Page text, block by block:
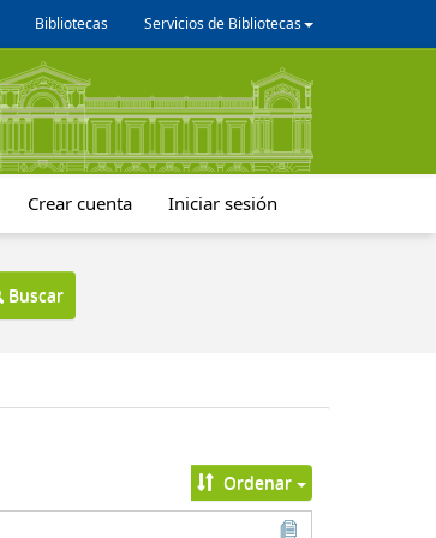
Bibliotecas Servicios de Bibliotecas
Crear cuenta Iniciar sesión
Buscar
Ordenar